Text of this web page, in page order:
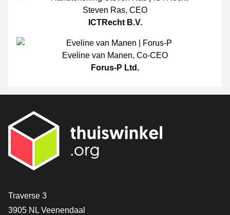
Steven Ras, CEO
ICTRecht B.V.
Eveline van Manen, Co-CEO
Forus-P Ltd.
[_General:Contact]
Traverse 3
3905 NL Veenendaal